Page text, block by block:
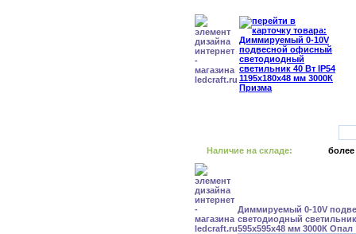
Наличие на складе: более
Диммируемый 0-10V
светодиодный
595x595x48 мм 3000К Опал